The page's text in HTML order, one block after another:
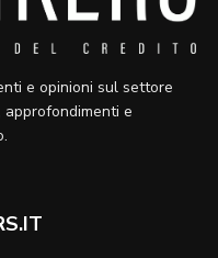
e opinioni sul settore
e